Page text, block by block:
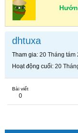
dhtuxa
Tham gia 20 Tháng tám
Hoạt động cuối 20
Bài viết
0